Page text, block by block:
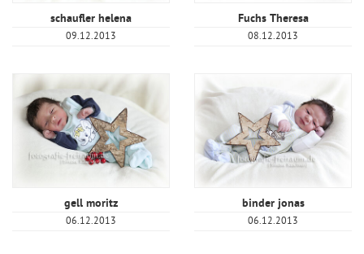
schaufler helena
09.12.2013
Fuchs Theresa
08.12.2013
gell moritz
06.12.2013
binder jonas
06.12.2013